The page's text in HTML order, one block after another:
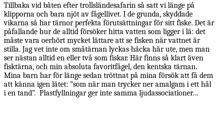
Tillbaka vid båten efter trollsländesafarin så satt vi länge på
klipporna och bara njöt av fågellivet. I de grunda, skyddade
vikarna så har tärnor perfekta förutsättningar för sitt fiske. Det är
påfallande hur de alltid försöker hitta vatten som ligger i lä: det
måste vara oerhört mycket lättare att se fisken när vattnet är
stilla. Jag vet inte om småtärnan lyckas häcka här ute, men man
ser nästan alltid en eller två som fiskar. Här finns så klart även
fisktärna, och min absoluta favoritfågel, den kentska tärnan.
Mina barn har för länge sedan tröttnat på mina försök att få dem
att känna igen lätet: ”som när man trycker ner amalgam i ett hål
i en tand”. Plastfyllningar ger inte samma ljudassociationer…